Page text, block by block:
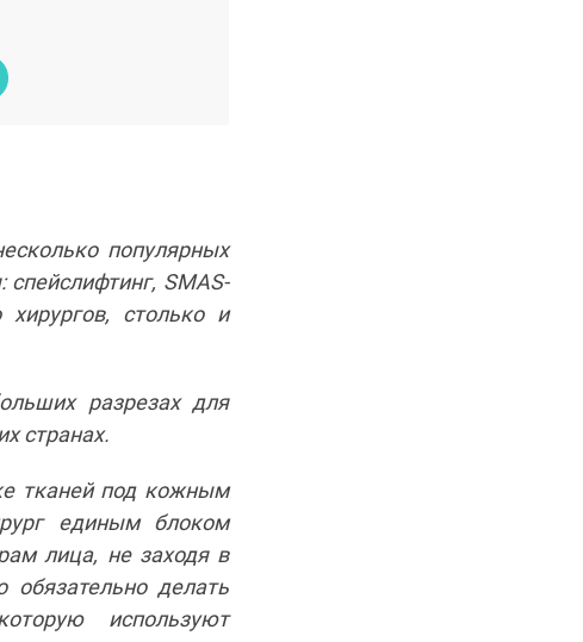
популярных
SMAS-
столько и
разрезах для
странах.
тканей под кожным
единым блоком
лица, не заходя в
обязательно делать
используют